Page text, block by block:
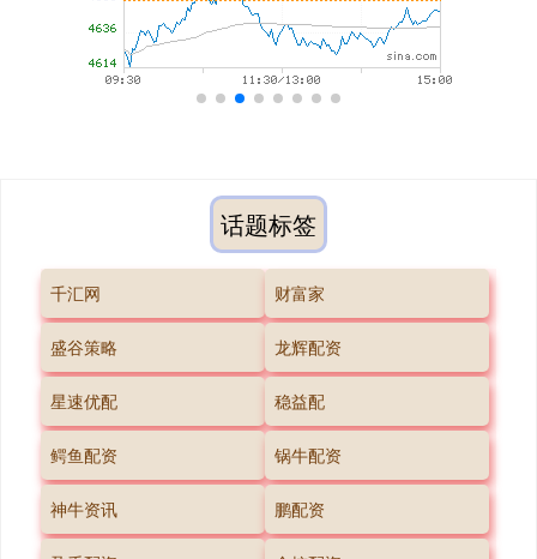
话题标签
千汇网 财富家
盛谷策略 龙辉配资
星速优配 稳益配
鳄鱼配资 锅牛配资
神牛资讯 鹏配资